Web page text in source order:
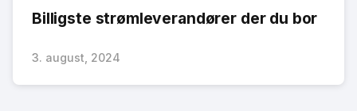
Billigste strømleverandører der du bor
3. august, 2024